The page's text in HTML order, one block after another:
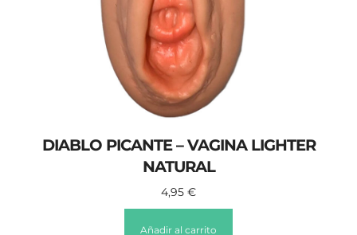
DIABLO PICANTE – VAGINA LIGHTER
NATURAL
4,95 €
Añadir al carrito